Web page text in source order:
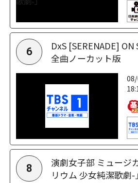
6
DxS [SERENADE] ON
全曲ノーカット版
8
演劇女子部 ミュージ
リウム 少女純潔歌劇